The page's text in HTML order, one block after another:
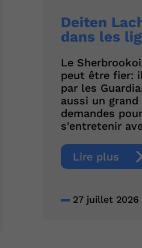
Deiten
dans les
Le
peut être fier:
par les
aussi un
demandes
s'entretenir
Lire plus
27 juillet 2026